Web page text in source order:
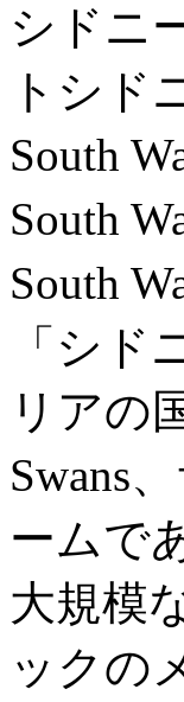
シドニ
トシド
South
South
South
「シ
リアの
Swans
ームで
大規模
ックの